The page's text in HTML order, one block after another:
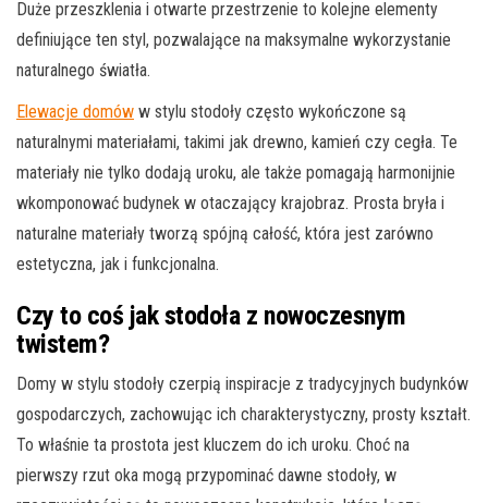
Duże przeszklenia i otwarte przestrzenie to kolejne elementy
definiujące ten styl, pozwalające na maksymalne wykorzystanie
naturalnego światła.
Elewacje domów w stylu stodoły często wykończone są
naturalnymi materiałami, takimi jak drewno, kamień czy cegła. Te
materiały nie tylko dodają uroku, ale także pomagają harmonijnie
wkomponować budynek w otaczający krajobraz. Prosta bryła i
naturalne materiały tworzą spójną całość, która jest zarówno
estetyczna, jak i funkcjonalna.
Czy to coś jak stodoła z nowoczesnym
twistem?
Domy w stylu stodoły czerpią inspiracje z tradycyjnych budynków
gospodarczych, zachowując ich charakterystyczny, prosty kształt.
To właśnie ta prostota jest kluczem do ich uroku. Choć na
pierwszy rzut oka mogą przypominać dawne stodoły, w